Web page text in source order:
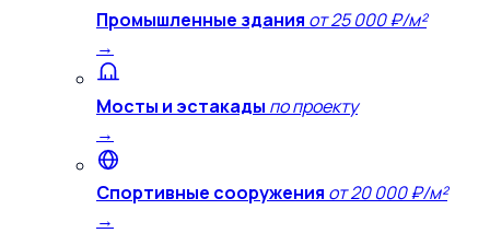
Промышленные здания от 25 000 ₽/м²
→
Мосты и эстакады по проекту
→
Спортивные сооружения от 20 000 ₽/м²
→